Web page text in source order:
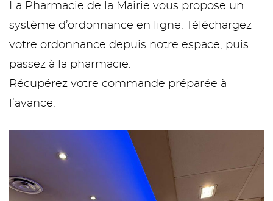
La Pharmacie de la Mairie vous propose un
système d’ordonnance en ligne. Téléchargez
votre ordonnance depuis notre espace, puis
passez à la pharmacie.
Récupérez votre commande préparée à
l’avance.